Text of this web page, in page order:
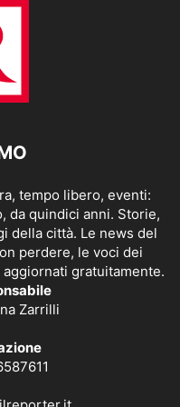
tempo libero, eventi:
da quindici anni. Storie,
della città. Le news del
perdere, le voci dei
gratuitamente.
Zarrilli